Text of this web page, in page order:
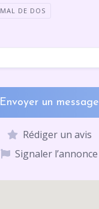
MAL DE DOS
Envoyer un message
Rédiger un avis
Signaler l’annonce